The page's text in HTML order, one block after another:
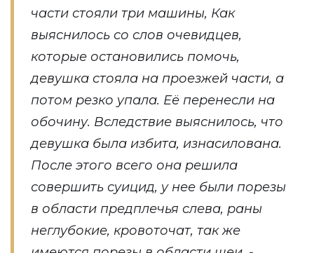
части стояли три машины, Как
выяснилось со слов очевидцев,
которые остановились помочь,
девушка стояла на проезжей части, а
потом резко упала. Её перенесли на
обочину. Вследствие выяснилось, что
девушка была избита, изнасилована.
После этого всего она решила
совершить суицид, у нее были порезы
в области предплечья слева, раны
неглубокие, кровоточат, так же